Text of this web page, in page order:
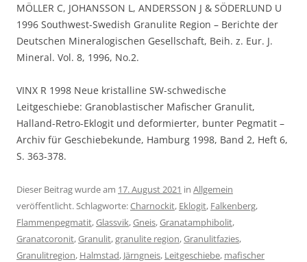
MÖLLER C, JOHANSSON L, ANDERSSON J & SÖDERLUND U
1996 Southwest-Swedish Granulite Region – Berichte der
Deutschen Mineralogischen Gesellschaft, Beih. z. Eur. J.
Mineral. Vol. 8, 1996, No.2.
VINX R 1998 Neue kristalline SW-schwedische
Leitgeschiebe: Granoblastischer Mafischer Granulit,
Halland-Retro-Eklogit und deformierter, bunter Pegmatit –
Archiv für Geschiebekunde, Hamburg 1998, Band 2, Heft 6,
S. 363-378.
Dieser Beitrag wurde am 17. August 2021 in Allgemein
veröffentlicht. Schlagworte:Charnockit, Eklogit, Falkenberg,
Flammenpegmatit,Glassvik,Gneis,Granatamphibolit,
Granatcoronit,Granulit,granulite region,Granulitfazies,
Granulitregion, Halmstad, Järngneis, Leitgeschiebe, mafischer